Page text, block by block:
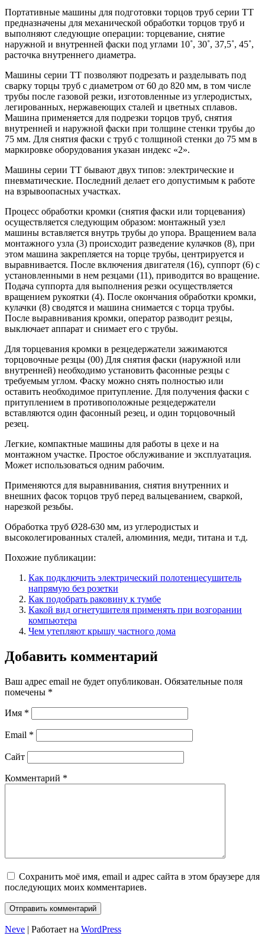
Портативные машины для подготовки торцов труб серии ТТ
предназначены для механической обработки торцов труб и
выполняют следующие операции: торцевание, снятие
наружной и внутренней фаски под углами 10˚, 30˚, 37,5˚, 45˚,
расточка внутреннего диаметра.
Машины серии ТТ позволяют подрезать и разделывать под
сварку торцы труб с диаметром от 60 до 820 мм, в том числе
трубы после газовой резки, изготовленные из углеродистых,
легированных, нержавеющих сталей и цветных сплавов.
Машина применяется для подрезки торцов труб, снятия
внутренней и наружной фаски при толщине стенки трубы до
75 мм. Для снятия фаски с труб с толщиной стенки до 75 мм в
маркировке оборудования указан индекс «2».
Машины серии ТТ бывают двух типов: электрические и
пневматические. Последний делает его допустимым к работе
на взрывоопасных участках.
Процесс обработки кромки (снятия фаски или торцевания)
осуществляется следующим образом: монтажный узел
машины вставляется внутрь трубы до упора. Вращением вала
монтажного узла (3) происходит разведение кулачков (8), при
этом машина закрепляется на торце трубы, центрируется и
выравнивается. После включения двигателя (16), суппорт (6) с
установленными в нем резцами (11), приводится во вращение.
Подача суппорта для выполнения резки осуществляется
вращением рукоятки (4). После окончания обработки кромки,
кулачки (8) сводятся и машина снимается с торца трубы.
После выравнивания кромки, оператор разводит резцы,
выключает аппарат и снимает его с трубы.
Для торцевания кромки в резцедержатели зажимаются
торцовочные резцы (00) Для снятия фаски (наружной или
внутренней) необходимо установить фасонные резцы с
требуемым углом. Фаску можно снять полностью или
оставить необходимое притупление. Для получения фаски с
притуплением в противоположные резцедержатели
вставляются один фасонный резец, и один торцовочный
резец.
Легкие, компактные машины для работы в цехе и на
монтажном участке. Простое обслуживание и эксплуатация.
Может использоваться одним рабочим.
Применяются для выравнивания, снятия внутренних и
внешних фасок торцов труб перед вальцеванием, сваркой,
нарезкой резьбы.
Обработка труб Ø28-630 мм, из углеродистых и
высоколегированных сталей, алюминия, меди, титана и т.д.
Похожие публикации:
Как подключить электрический полотенцесушитель
напрямую без розетки
Как подобрать раковину к тумбе
Какой вид огнетушителя применять при возгорании
компьютера
Чем утепляют крышу частного дома
Добавить комментарий
Ваш адрес email не будет опубликован. Обязательные поля
помечены *
Имя *
Email *
Сайт
Комментарий *
Сохранить моё имя, email и адрес сайта в этом браузере для
последующих моих комментариев.
Neve | Работает на WordPress